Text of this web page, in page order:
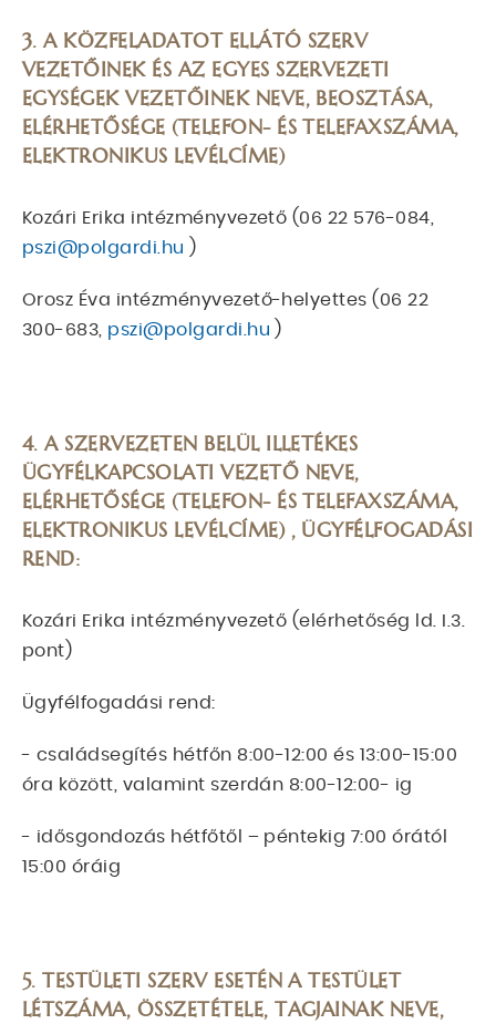
3. A KÖZFELADATOT ELLÁTÓ SZERV
VEZETŐINEK ÉS AZ EGYES SZERVEZETI
EGYSÉGEK VEZETŐINEK NEVE, BEOSZTÁSA,
ELÉRHETŐSÉGE (TELEFON- ÉS TELEFAXSZÁMA,
ELEKTRONIKUS LEVÉLCÍME)
Kozári Erika intézményvezető (06 22 576-084,
pszi@polgardi.hu )
Orosz Éva intézményvezető-helyettes (06 22
300-683, pszi@polgardi.hu )
4. A SZERVEZETEN BELÜL ILLETÉKES
ÜGYFÉLKAPCSOLATI VEZETŐ NEVE,
ELÉRHETŐSÉGE (TELEFON- ÉS TELEFAXSZÁMA,
ELEKTRONIKUS LEVÉLCÍME) , ÜGYFÉLFOGADÁSI
REND:
Kozári Erika intézményvezető (elérhetőség ld. I.3.
pont)
Ügyfélfogadási rend:
- családsegítés hétfőn 8:00-12:00 és 13:00-15:00
óra között, valamint szerdán 8:00-12:00- ig
- idősgondozás hétfőtől – péntekig 7:00 órától
15:00 óráig
5. TESTÜLETI SZERV ESETÉN A TESTÜLET
LÉTSZÁMA, ÖSSZETÉTELE, TAGJAINAK NEVE,